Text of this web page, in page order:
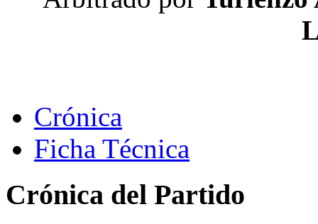
Crónica
Ficha Técnica
Crónica del Partido